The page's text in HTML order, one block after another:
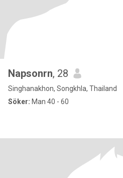
Napsonrn, 28
Singhanakhon, Songkhla, Thailand
Söker: Man 40 - 60